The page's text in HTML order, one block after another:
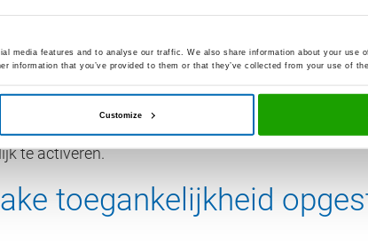
media features and to analyse our traffic. We also share information about your use
information that you’ve provided to them or that they’ve collected from your use of
Customize
aan te passen:
te activeren.
toegankelijkheid